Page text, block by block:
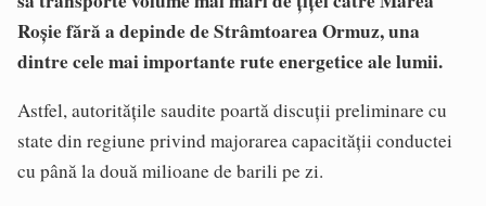
Roșie fără a depinde de Strâmtoarea Ormuz, una
dintre cele mai importante rute energetice ale lumii.
Astfel, autoritățile saudite poartă discuții preliminare cu
state din regiune privind majorarea capacității conductei
cu până la două milioane de barili pe zi.